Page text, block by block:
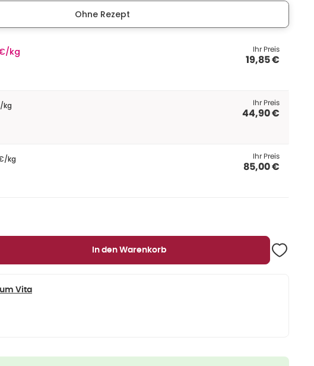
Ohne Rezept
kg Ihr Preis
19,85 €
kg Ihr Preis
44,90 €
kg Ihr Preis
85,00 €
In den Warenkorb
Vita